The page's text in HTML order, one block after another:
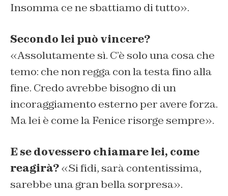
Insomma ce ne sbattiamo di tutto».
Secondo lei può vincere?
«Assolutamente sì. C’è solo una cosa che
temo: che non regga con la testa fino alla
fine. Credo avrebbe bisogno di un
incoraggiamento esterno per avere forza.
Ma lei è come la Fenice risorge sempre».
E se dovessero chiamare lei, come
reagirà?«Si fidi, sarà contentissima,
sarebbe una gran bella sorpresa».